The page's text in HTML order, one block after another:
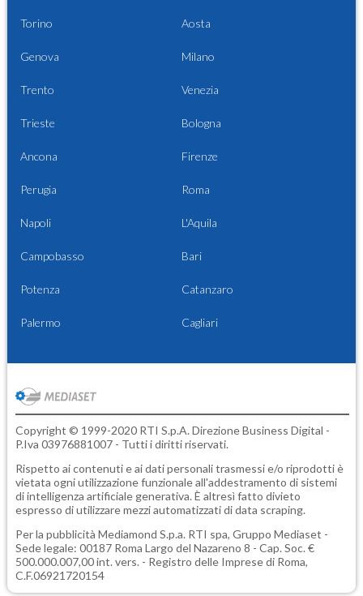
Torino Aosta
Genova Milano
Trento Venezia
Trieste Bologna
Ancona Firenze
Perugia Roma
Napoli L'Aquila
Campobasso Bari
Potenza Catanzaro
Palermo Cagliari
Copyright © 1999-2020 RTI S.p.A. Direzione Business Digital -
P.Iva 03976881007 - Tutti i diritti riservati.
Rispetto ai contenuti e ai dati personali trasmessi e/o riprodotti è
vietata ogni utilizzazione funzionale all'addestramento di sistemi
di intelligenza artificiale generativa. È altresì fatto divieto
espresso di utilizzare mezzi automatizzati di data scraping.
Per la pubblicità Mediamond S.p.a. RTI spa, Gruppo Mediaset -
Sede legale: 00187 Roma Largo del Nazareno 8 - Cap. Soc. €
500.000.007,00 int. vers. - Registro delle Imprese di Roma,
C.F.06921720154